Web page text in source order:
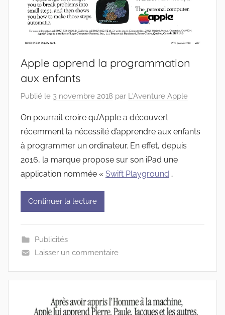
Apple apprend la programmation
aux enfants
Publié le 3 novembre 2018 par L'Aventure Apple
On pourrait croire qu’Apple a découvert
récemment la nécessité d’apprendre aux enfants
à programmer un ordinateur. En effet, depuis
2016, la marque propose sur son iPad une
application nommée « Swift Playground…
Continuer la lecture
Publicités
Laisser un commentaire